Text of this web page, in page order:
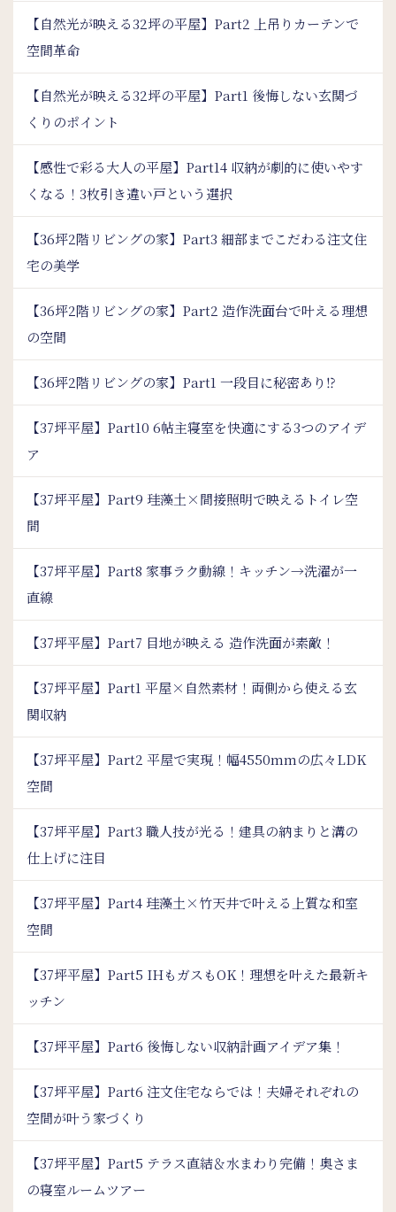
【自然光が映える32坪の平屋】Part2 上吊りカーテンで
空間革命
【自然光が映える32坪の平屋】Part1 後悔しない玄関づ
くりのポイント
【感性で彩る大人の平屋】Part14 収納が劇的に使いやす
くなる！3枚引き違い戸という選択
【36坪2階リビングの家】Part3 細部までこだわる注文住
宅の美学
【36坪2階リビングの家】Part2 造作洗面台で叶える理想
の空間
【36坪2階リビングの家】Part1 一段目に秘密あり⁉︎
【37坪平屋】Part10 6帖主寝室を快適にする3つのアイデ
ア
【37坪平屋】Part9 珪藻土×間接照明で映えるトイレ空
間
【37坪平屋】Part8 家事ラク動線！キッチン→洗濯が一
直線
【37坪平屋】Part7 目地が映える 造作洗面が素敵！
【37坪平屋】Part1 平屋×自然素材！両側から使える玄
関収納
【37坪平屋】Part2 平屋で実現！幅4550mmの広々LDK
空間
【37坪平屋】Part3 職人技が光る！建具の納まりと溝の
仕上げに注目
【37坪平屋】Part4 珪藻土×竹天井で叶える上質な和室
空間
【37坪平屋】Part5 IHもガスもOK！理想を叶えた最新キ
ッチン
【37坪平屋】Part6 後悔しない収納計画アイデア集！
【37坪平屋】Part6 注文住宅ならでは！夫婦それぞれの
空間が叶う家づくり
【37坪平屋】Part5 テラス直結＆水まわり完備！奥さま
の寝室ルームツアー